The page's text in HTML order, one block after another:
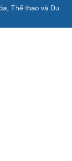
Thể thao và Du